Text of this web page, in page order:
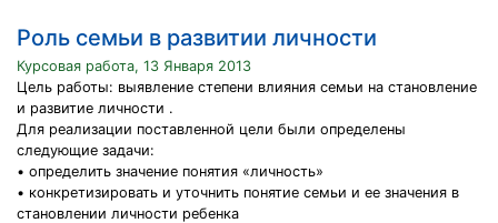
Роль семьи в развитии личности
Курсовая работа, 13 Января 2013
Цель работы: выявление степени влияния семьи на становление
и развитие личности .
Для реализации поставленной цели были определены
следующие задачи:
• определить значение понятия «личность»
• конкретизировать и уточнить понятие семьи и ее значения в
становлении личности ребенка